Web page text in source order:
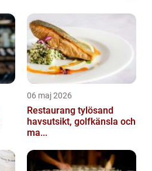
06 maj 2026
Restaurang tylösand
havsutsikt, golfkänsla och
ma...